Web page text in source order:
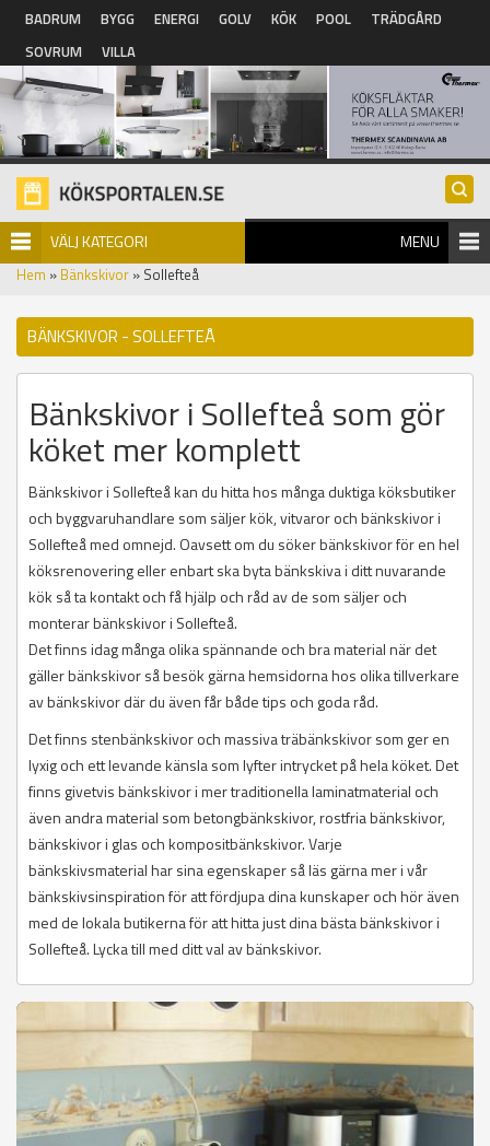
Hoppa till huvudinnehåll
BADRUM BYGG ENERGI GOLV KÖK POOL
TRÄDGÅRD
SOVRUM
VILLA
VÄLJ KATEGORI MENU
Hem » Bänkskivor » Sollefteå
BÄNKSKIVOR - SOLLEFTEÅ
Bänkskivor i Sollefteå som gör
köket mer komplett
Bänkskivor i Sollefteå kan du hitta hos många duktiga köksbutiker
och byggvaruhandlare som säljer kök, vitvaror och bänkskivor i
Sollefteå med omnejd. Oavsett om du söker bänkskivor för en hel
köksrenovering eller enbart ska byta bänkskiva i ditt nuvarande
kök så ta kontakt och få hjälp och råd av de som säljer och
monterar bänkskivor i Sollefteå.
Det finns idag många olika spännande och bra material när det
gäller bänkskivor så besök gärna hemsidorna hos olika tillverkare
av bänkskivor där du även får både tips och goda råd.
Det finns stenbänkskivor och massiva träbänkskivor som ger en
lyxig och ett levande känsla som lyfter intrycket på hela köket. Det
finns givetvis bänkskivor i mer traditionella laminatmaterial och
även andra material som betongbänkskivor, rostfria bänkskivor,
bänkskivor i glas och kompositbänkskivor. Varje
bänkskivsmaterial har sina egenskaper så läs gärna mer i vår
bänkskivsinspiration för att fördjupa dina kunskaper och hör även
med de lokala butikerna för att hitta just dina bästa bänkskivor i
Sollefteå. Lycka till med ditt val av bänkskivor.